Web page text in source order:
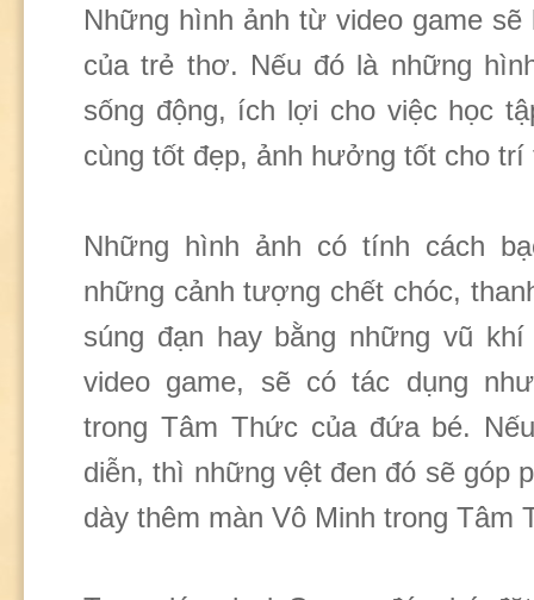
Những hình ảnh từ video game sẽ
của trẻ thơ. Nếu đó là những
sống động, ích lợi cho việc học
cùng tốt đẹp, ảnh hưởng tốt cho
Những hình ảnh có tính cách
những cảnh tượng chết chóc,
súng đạn hay bằng những vũ
video game, sẽ có tác dụng
trong Tâm Thức của đứa bé.
diễn, thì những vệt đen đó sẽ góp
dày thêm màn Vô Minh trong Tâm